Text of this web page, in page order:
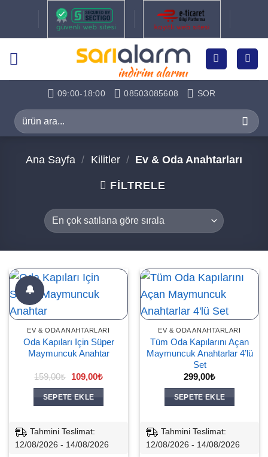
09:00-18:00 08503085608 SOR
Ara:
Ana Sayfa / Kilitler / Ev & Oda Anahtarları
FILTRELE
🔔
EV & ODA ANAHTARLARI
Oda Kapıları Için Süper
Maymuncuk Anahtar
159,00₺ Orijinal
fiyat:
159,00₺.
109,00₺Şu
SEPETE EKLE
Tahmini Teslimat:
12/08/2026 - 14/08/2026
EV & ODA ANAHTARLARI
Tüm Oda Kapılarını Açan
Maymuncuk Anahtarlar 4’lü
Set
299,00₺
SEPETE EKLE
Tahmini Teslimat:
12/08/2026 - 14/08/2026